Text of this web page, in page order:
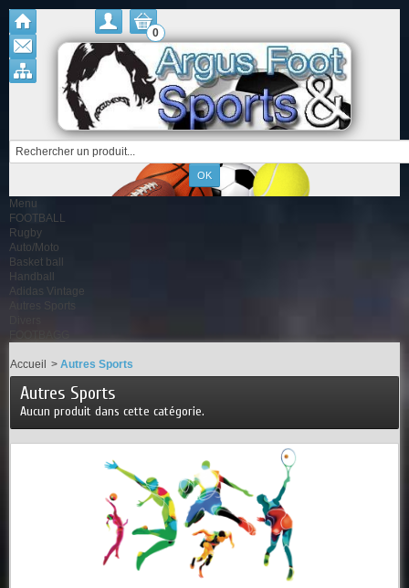
0
Menu
FOOTBALL
Rugby
Auto/Moto
Basket ball
Handball
Adidas Vintage
Autres Sports
Accueil > Autres Sports
Autres Sports
Aucun produit dans cette catégorie.